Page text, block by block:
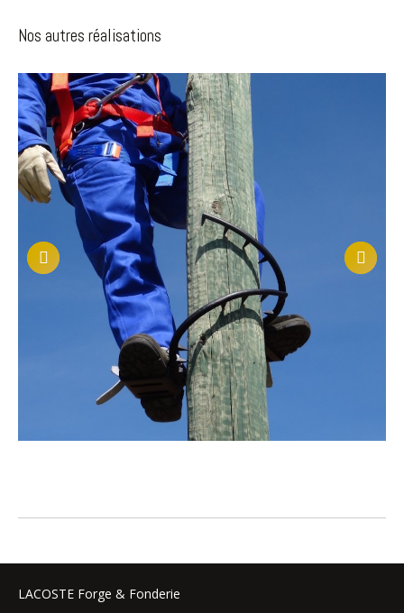
Nos autres réalisations
LACOSTE Forge & Fonderie